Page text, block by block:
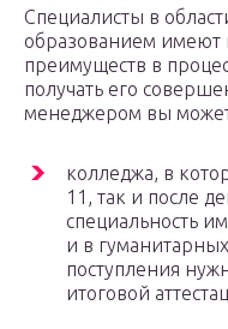
Специалисты в
образованием имеют
преимуществ в
получать его
менеджером вы
колледжа, в
11, так и после
специальность
и в
поступления
итоговой